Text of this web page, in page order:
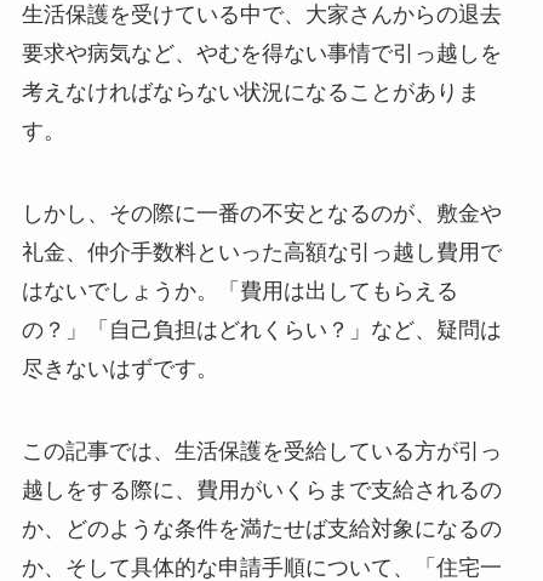
生活保護を受けている中で、大家さんからの退去
要求や病気など、やむを得ない事情で引っ越しを
考えなければならない状況になることがありま
す。
しかし、その際に一番の不安となるのが、敷金や
礼金、仲介手数料といった高額な引っ越し費用で
はないでしょうか。「費用は出してもらえる
の？」「自己負担はどれくらい？」など、疑問は
尽きないはずです。
この記事では、生活保護を受給している方が引っ
越しをする際に、費用がいくらまで支給されるの
か、どのような条件を満たせば支給対象になるの
か、そして具体的な申請手順について、「住宅一